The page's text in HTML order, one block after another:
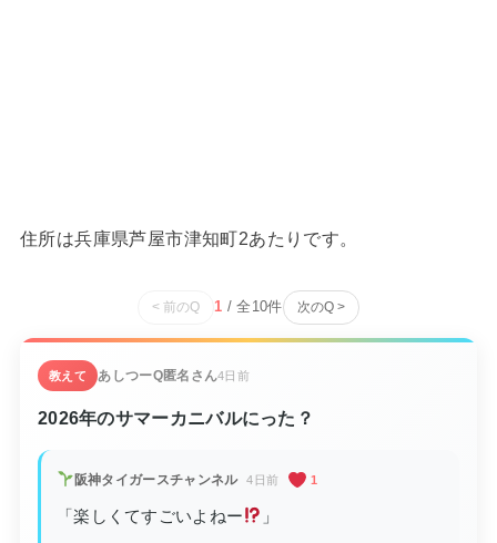
住所は兵庫県芦屋市津知町2あたりです。
< 前のQ 1 / 全 10件 次のQ >
教えて あしつーQ匿名さん4日前
2026年のサマーカニバルにった？
阪神タイガースチャンネル 4日前 1
「楽しくてすごいよねー 」